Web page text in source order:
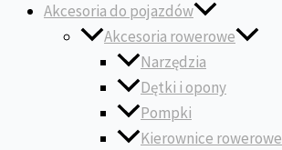
Akcesoria do pojazdów
Akcesoria rowerowe
Narzędzia
Dętki i opony
Pompki
Kierownice rowerowe